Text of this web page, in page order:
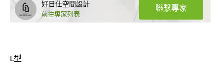
好日仕空間設計
前往專家列表
聯繫專家
L型